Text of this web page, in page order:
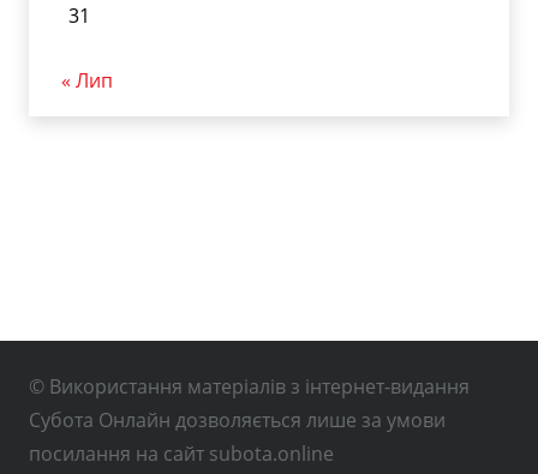
31
« Лип
© Використання матеріалів з інтернет-видання
Субота Онлайн дозволяється лише за умови
посилання на сайт subota.online